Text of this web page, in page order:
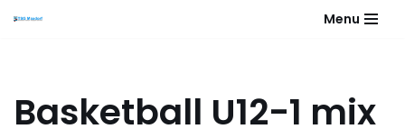
Menu
Basketball U12-1 mix